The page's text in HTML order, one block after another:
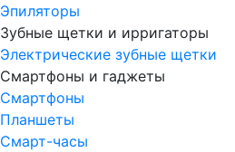
Эпиляторы
Зубные щетки и ирригаторы
Электрические зубные щетки
Смартфоны и гаджеты
Смартфоны
Планшеты
Смарт-часы